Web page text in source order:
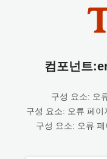
컴포넌트
구성 요소: 오
구성 요소: 오류 페
구성 요소: 오류